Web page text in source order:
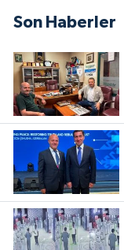
Son Haberler